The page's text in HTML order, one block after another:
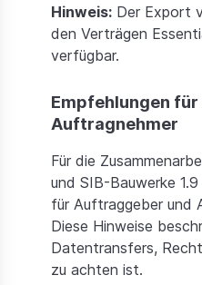
Hinweis: Der Export
den Verträgen
verfügbar.
Empfehlungen
Auftragnehmer
Für die
und SIB-Bauwerke
für Auftraggeber und
Diese Hinweise
Datentransfers,
zu achten ist.